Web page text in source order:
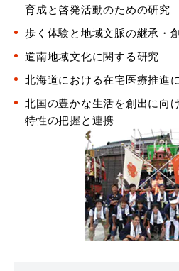
育成と啓発活動のための研究
歩く体験と地域文脈の継承・
道南地域文化に関する研究
北海道における在宅医療推進
北国の豊かな生活を創出に向
特性の把握と連携